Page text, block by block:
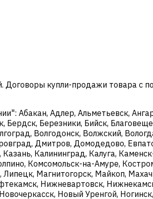
Договоры купли-продажи товара с
Абакан, Адлер, Альметьевск,
Березники, Бийск,
Волгодонск, Волжский,
Дмитров, Домодедово,
Калининград, Калуга,
Комсомольск-на-Амуре,
Магнитогорск, Майкоп,
Нижневартовск,
Новый Уренгой,